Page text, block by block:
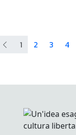
1 2 3 4